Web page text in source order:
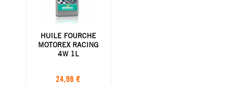
HUILE FOURCHE
MOTOREX RACING
4W 1L
24,96 €